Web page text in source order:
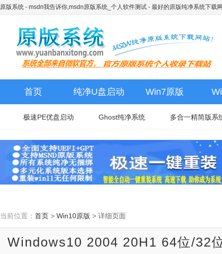
原版系统 - msdn我告诉你,msdn原版系统_个人软件测试 - 最好的原版纯净系统下载
首页 纯净U盘启动 Win7原版
极速PE优盘启动 Ghost纯净系统 多合一精简版系
当前位置： 首页 > Win10原版 > 详细页面
Windows10 2004 20H1 64位/32